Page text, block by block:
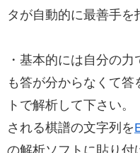
タが自動的に最善手を
・基本的には自分の
も答が分からなくて
トで解析して下さい。
される棋譜の文字列を
の解析ソフトに貼り付